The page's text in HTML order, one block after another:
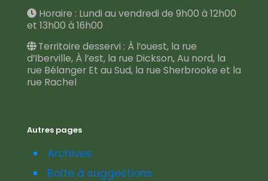
Horaire : Lundi au vendredi de 9h00 à 12h00
et 13h00 à 16h00
Territoire desservi : À l’ouest, la rue
d’Iberville, À l’est, la rue Dickson, Au nord, la
rue Bélanger Et au Sud, la rue Sherbrooke et la
rue Rachel
Autres pages
Archives
Boîte à suggestions